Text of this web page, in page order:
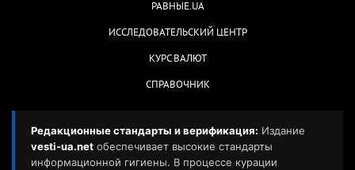
РАВНЫЕ.UA
ИССЛЕДОВАТЕЛЬСКИЙ ЦЕНТР
КУРС ВАЛЮТ
СПРАВОЧНИК
Редакционные стандарты и верификация: Издание
vesti-ua.net обеспечивает высокие стандарты
информационной гигиены. В процессе курации